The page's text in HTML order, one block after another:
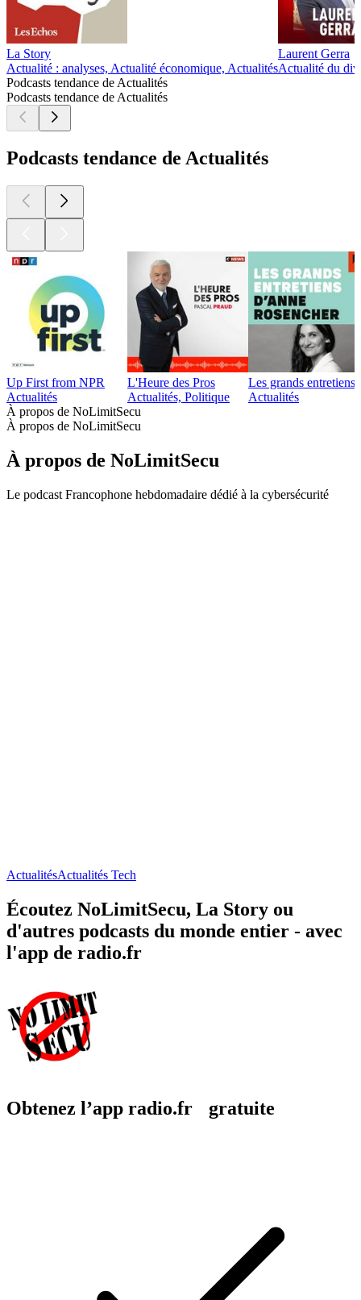
La Story
Actualité : analyses, Actualité économique, Actualités
Laurent Gerra
Actualité du
Podcasts tendance de Actualités
Podcasts tendance de Actualités
Podcasts tendance de Actualités
Up First from NPR
Actualités
L'Heure des Pros
Actualités, Politique
Les grands
Actualités
À propos de NoLimitSecu
À propos de NoLimitSecu
À propos de NoLimitSecu
Le podcast Francophone hebdomadaire dédié à la cybersécurité
ActualitésActualités Tech
Écoutez NoLimitSecu, La Story ou
d'autres podcasts du monde entier - avec
l'app de radio.fr
Obtenez l’app radio.fr gratuite